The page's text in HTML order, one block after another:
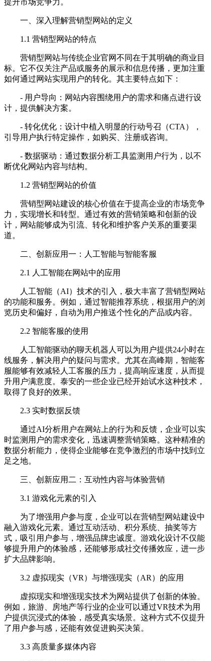
提升市场竞争力。
一、深入理解营销型网站的定义
1.1 营销型网站的特点
营销型网站与传统企业官网不同在于其明确的商业目
标。它不仅关注产品或服务的展示和信息传播，更加注重
如何通过网站实现用户的转化。其主要特点如下：
- 用户导向：网站内容围绕用户的需求和痛点进行设
计，提供解决方案。
- 转化优化：设计中植入明显的行动号召（CTA），
引导用户执行特定操作，如购买、注册或咨询。
- 数据驱动：通过数据分析工具监测用户行为，以不
断优化网站内容与结构。
1.2 营销型网站的价值
营销型网站建设的核心价值在于提高企业的市场竞争
力，实现增长和转型。通过有效的营销策略和创新的设
计，网站能够成为引流、转化和维护客户关系的重要渠
道。
二、创新应用一：人工智能与智能客服
2.1 人工智能在网站中的应用
人工智能（AI）技术的引入，极大丰富了营销型网站
的功能和服务。例如，通过智能推荐系统，根据用户的浏
览历史和偏好，自动为用户推送个性化的产品或内容。
2.2 智能客服的使用
人工智能驱动的聊天机器人可以为用户提供24小时在
线服务，解决用户的疑问与需求。尤其在高峰期，智能客
服能够有效减轻人工客服的压力，提高响应速度，从而提
升用户满意度。泰安的一些企业已经开始试水这种技术，
取得了良好的效果。
2.3 实时数据反馈
通过AI分析用户在网站上的行为和反馈，企业可以实
时监测用户的需求变化，迅速调整营销策略。这种精准的
数据分析能力，使得企业能够在竞争激烈的市场中找到立
足之地。
三、创新应用二：互动性内容与体验营销
3.1 游戏化元素的引入
为了增强用户参与度，企业可以在营销型网站建设中
融入游戏化元素。通过互动活动、积分系统、抽奖等方
式，吸引用户参与，增强品牌忠诚度。游戏化设计不仅能
够提升用户的体验感，还能够形成社交传播效应，进一步
扩大品牌影响。
3.2 虚拟现实（VR）与增强现实（AR）的应用
虚拟现实和增强现实技术为网站提供了创新的体验。
例如，旅游、房地产等行业的企业可以通过VR技术为用
户提供沉浸式的体验，感受真实场景。这种方式不仅提升
了用户参与感，还能有效促进购买决策。
3.3 高质量多媒体内容